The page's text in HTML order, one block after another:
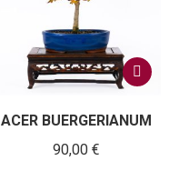
ACER BUERGERIANUM
90,00 €